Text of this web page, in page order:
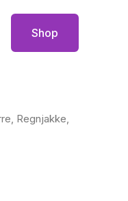
Shop
Regnjakke,